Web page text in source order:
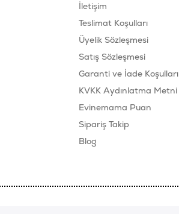
İletişim
Teslimat Koşulları
Üyelik Sözleşmesi
Satış Sözleşmesi
Garanti ve İade Koşulları
KVKK Aydınlatma Metni
Evinemama Puan
Sipariş Takip
Blog